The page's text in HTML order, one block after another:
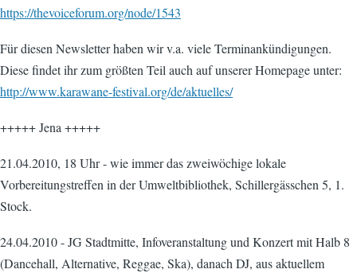
https://thevoiceforum.org/node/1543
Für diesen Newsletter haben wir v.a. viele Terminankündigungen.
Diese findet ihr zum größten Teil auch auf unserer Homepage unter:
http://www.karawane-festival.org/de/aktuelles/
+++++ Jena +++++
21.04.2010, 18 Uhr - wie immer das zweiwöchige lokale
Vorbereitungstreffen in der Umweltbibliothek, Schillergässchen 5, 1.
Stock.
24.04.2010 - JG Stadtmitte, Infoveranstaltung und Konzert mit Halb 8
(Dancehall, Alternative, Reggae, Ska), danach DJ, aus aktuellem